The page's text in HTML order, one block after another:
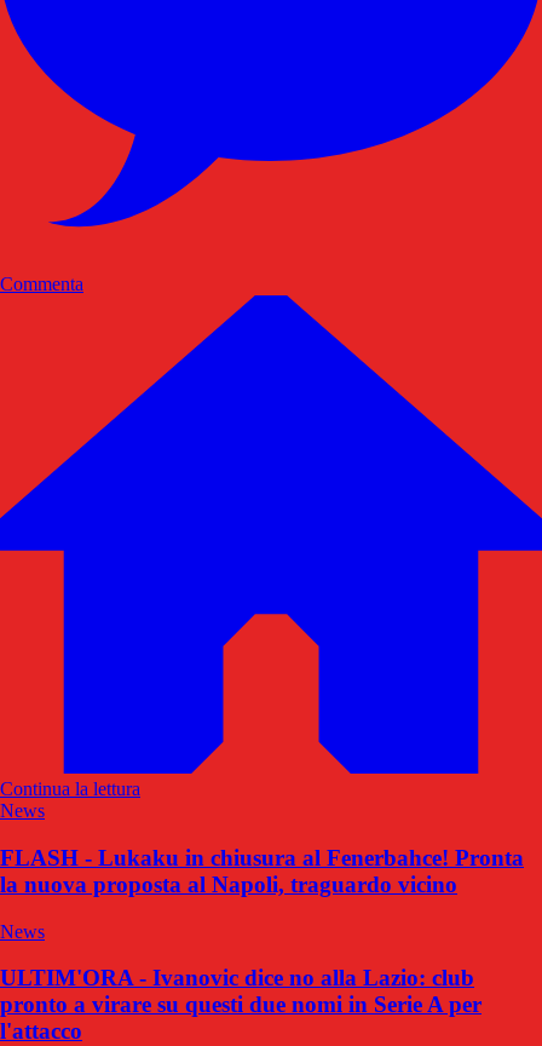
Commenta
Continua la lettura
News
FLASH - Lukaku in chiusura al Fenerbahce! Pronta
la nuova proposta al Napoli, traguardo vicino
News
ULTIM'ORA - Ivanovic dice no alla Lazio: club
pronto a virare su questi due nomi in Serie A per
l'attacco